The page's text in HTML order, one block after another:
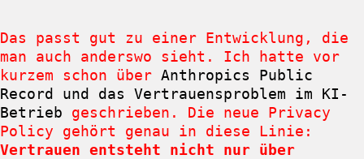
Das passt gut zu einer Entwicklung, die
man auch anderswo sieht. Ich hatte vor
kurzem schon über Anthropics Public
Record und das Vertrauensproblem im KI-
Betrieb geschrieben. Die neue Privacy
Policy gehört genau in diese Linie:
Vertrauen entsteht nicht nur über